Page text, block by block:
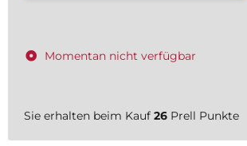
Momentan nicht verfügbar
Sie erhalten beim Kauf 26 Prell Punkte